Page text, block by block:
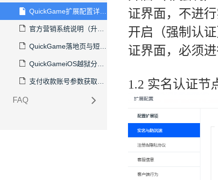
QuickGame扩展配置详细说明
官方营销系统说明（升级版）
QuickGame落地页与短链使用说明
QuickGameiOS越狱分包工具使用说明
支付收款账号参数获取手册
FAQ
证界面，不进
开启（强制认
证界面，必须
1.2 实名认证节